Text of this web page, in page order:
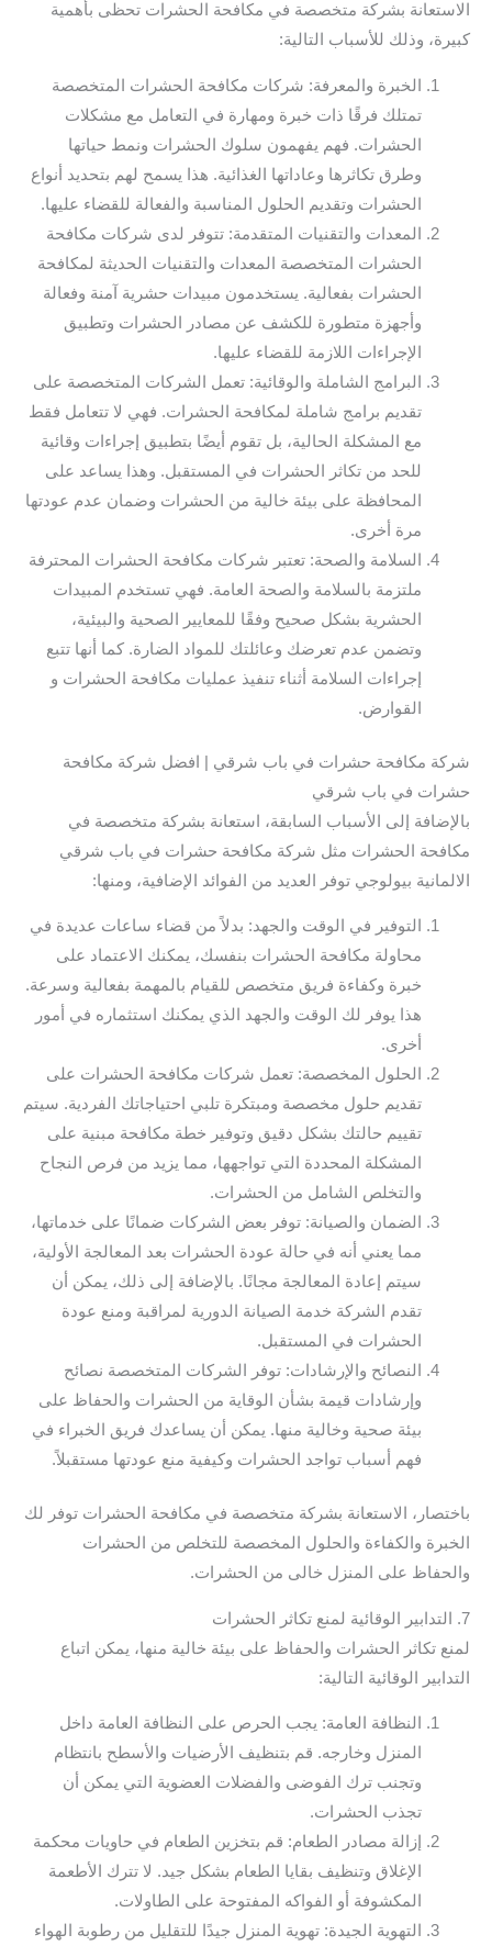
الاستعانة بشركة متخصصة في مكافحة الحشرات تحظى بأهمية
كبيرة، وذلك للأسباب التالية:
الخبرة والمعرفة: شركات مكافحة الحشرات المتخصصة
تمتلك فرقًا ذات خبرة ومهارة في التعامل مع مشكلات
الحشرات. فهم يفهمون سلوك الحشرات ونمط حياتها
وطرق تكاثرها وعاداتها الغذائية. هذا يسمح لهم بتحديد أنواع
الحشرات وتقديم الحلول المناسبة والفعالة للقضاء عليها.
المعدات والتقنيات المتقدمة: تتوفر لدى شركات مكافحة
الحشرات المتخصصة المعدات والتقنيات الحديثة لمكافحة
الحشرات بفعالية. يستخدمون مبيدات حشرية آمنة وفعالة
وأجهزة متطورة للكشف عن مصادر الحشرات وتطبيق
الإجراءات اللازمة للقضاء عليها.
البرامج الشاملة والوقائية: تعمل الشركات المتخصصة على
تقديم برامج شاملة لمكافحة الحشرات. فهي لا تتعامل فقط
مع المشكلة الحالية، بل تقوم أيضًا بتطبيق إجراءات وقائية
للحد من تكاثر الحشرات في المستقبل. وهذا يساعد على
المحافظة على بيئة خالية من الحشرات وضمان عدم عودتها
مرة أخرى.
السلامة والصحة: تعتبر شركات مكافحة الحشرات المحترفة
ملتزمة بالسلامة والصحة العامة. فهي تستخدم المبيدات
الحشرية بشكل صحيح وفقًا للمعايير الصحية والبيئية،
وتضمن عدم تعرضك وعائلتك للمواد الضارة. كما أنها تتبع
إجراءات السلامة أثناء تنفيذ عمليات مكافحة الحشرات و
القوارض.
شركة مكافحة حشرات في باب شرقي | افضل شركة مكافحة
حشرات في باب شرقي
بالإضافة إلى الأسباب السابقة، استعانة بشركة متخصصة في
مكافحة الحشرات مثل شركة مكافحة حشرات في باب شرقي
الالمانية بيولوجي توفر العديد من الفوائد الإضافية، ومنها:
التوفير في الوقت والجهد: بدلاً من قضاء ساعات عديدة في
محاولة مكافحة الحشرات بنفسك، يمكنك الاعتماد على
خبرة وكفاءة فريق متخصص للقيام بالمهمة بفعالية وسرعة.
هذا يوفر لك الوقت والجهد الذي يمكنك استثماره في أمور
أخرى.
الحلول المخصصة: تعمل شركات مكافحة الحشرات على
تقديم حلول مخصصة ومبتكرة تلبي احتياجاتك الفردية. سيتم
تقييم حالتك بشكل دقيق وتوفير خطة مكافحة مبنية على
المشكلة المحددة التي تواجهها، مما يزيد من فرص النجاح
والتخلص الشامل من الحشرات.
الضمان والصيانة: توفر بعض الشركات ضمانًا على خدماتها،
مما يعني أنه في حالة عودة الحشرات بعد المعالجة الأولية،
سيتم إعادة المعالجة مجانًا. بالإضافة إلى ذلك، يمكن أن
تقدم الشركة خدمة الصيانة الدورية لمراقبة ومنع عودة
الحشرات في المستقبل.
النصائح والإرشادات: توفر الشركات المتخصصة نصائح
وإرشادات قيمة بشأن الوقاية من الحشرات والحفاظ على
بيئة صحية وخالية منها. يمكن أن يساعدك فريق الخبراء في
فهم أسباب تواجد الحشرات وكيفية منع عودتها مستقبلاً.
باختصار، الاستعانة بشركة متخصصة في مكافحة الحشرات توفر لك
الخبرة والكفاءة والحلول المخصصة للتخلص من الحشرات
والحفاظ على المنزل خالى من الحشرات.
7. التدابير الوقائية لمنع تكاثر الحشرات
لمنع تكاثر الحشرات والحفاظ على بيئة خالية منها، يمكن اتباع
التدابير الوقائية التالية:
النظافة العامة: يجب الحرص على النظافة العامة داخل
المنزل وخارجه. قم بتنظيف الأرضيات والأسطح بانتظام
وتجنب ترك الفوضى والفضلات العضوية التي يمكن أن
تجذب الحشرات.
إزالة مصادر الطعام: قم بتخزين الطعام في حاويات محكمة
الإغلاق وتنظيف بقايا الطعام بشكل جيد. لا تترك الأطعمة
المكشوفة أو الفواكه المفتوحة على الطاولات.
التهوية الجيدة: تهوية المنزل جيدًا للتقليل من رطوبة الهواء